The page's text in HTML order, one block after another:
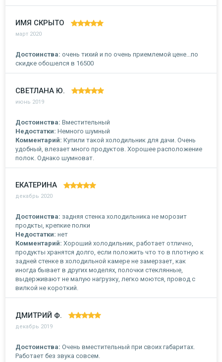
ИМЯ СКРЫТО
март 2020
Достоинства: очень тихий и по очень приемлемой цене...по
скидке обошелся в 16500
СВЕТЛАНА Ю.
июнь 2019
Достоинства: Вместительный
Недостатки: Немного шумный
Комментарий: Купили такой холодильник для дачи. Очень
удобный, влезает много продуктов. Хорошее расположение
полок. Однако шумноват.
ЕКАТЕРИНА
декабрь 2020
Достоинства: задняя стенка холодильника не морозит
продкты, крепкие полки
Недостатки: нет
Комментарий: Хороший холодильник, работает отлично,
продукты хранятся долго, если положить что то в плотную к
задней стенке в холодильной камере не замерзает, как
иногда бывает в других моделях, полочки стеклянные,
выдерживают не малую нагрузку, легко моются, провод с
вилкой не короткий.
ДМИТРИЙ Ф.
декабрь 2019
Достоинства: Очень вместительный при своих габаритах.
Работает без звука совсем.